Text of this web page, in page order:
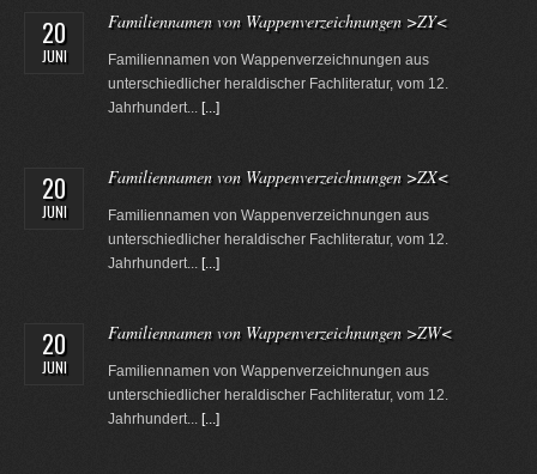
20
JUNI
Familiennamen von Wappenverzeichnungen >ZY<
Familiennamen von Wappenverzeichnungen aus
unterschiedlicher heraldischer Fachliteratur, vom 12.
Jahrhundert... [...]
20
JUNI
Familiennamen von Wappenverzeichnungen >ZX<
Familiennamen von Wappenverzeichnungen aus
unterschiedlicher heraldischer Fachliteratur, vom 12.
Jahrhundert... [...]
20
JUNI
Familiennamen von Wappenverzeichnungen >ZW<
Familiennamen von Wappenverzeichnungen aus
unterschiedlicher heraldischer Fachliteratur, vom 12.
Jahrhundert... [...]